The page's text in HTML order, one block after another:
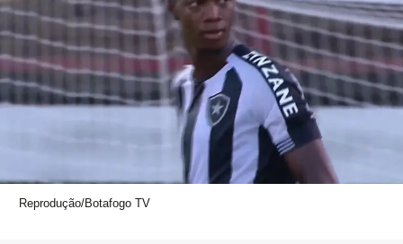
Reprodução/Botafogo TV